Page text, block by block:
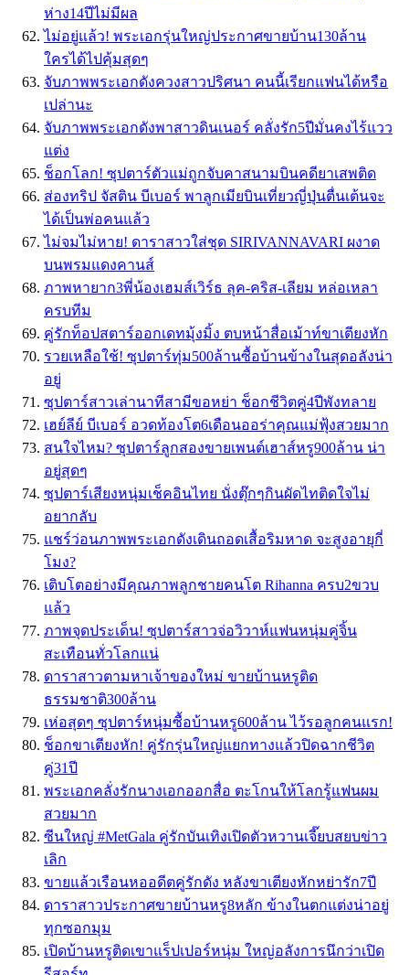
ห่าง14ปีไม่มีผล
ไม่อยู่แล้ว! พระเอกรุ่นใหญ่ประกาศขายบ้าน130ล้าน
ใครได้ไปคุ้มสุดๆ
จับภาพพระเอกดังควงสาวปริศนา คนนี้เรียกแฟนได้หรือ
เปล่านะ
จับภาพพระเอกดังพาสาวดินเนอร์ คลั่งรัก5ปีมั่นคงไร้แวว
แต่ง
ช็อกโลก! ซุปตาร์ตัวแม่ถูกจับคาสนามบินคดียาเสพติด
ส่องทริป จัสติน บีเบอร์ พาลูกเมียบินเที่ยวญี่ปุ่นตื่นเต้นจะ
ได้เป็นพ่อคนแล้ว
ไม่จมไม่หาย! ดาราสาวใส่ชุด SIRIVANNAVARI ผงาด
บนพรมแดงคานส์
ภาพหายาก3พี่น้องเฮมส์เวิร์ธ ลุค-คริส-เลียม หล่อเหลา
ครบทีม
คู่รักท็อปสตาร์ออกเดทมุ้งมิ้ง ตบหน้าสื่อเม้าท์ขาเตียงหัก
รวยเหลือใช้! ซุปตาร์ทุ่ม500ล้านซื้อบ้านข้างในสุดอลังน่า
อยู่
ซุปตาร์สาวเล่านาทีสามีขอหย่า ช็อกชีวิตคู่4ปีพังทลาย
เฮย์ลีย์ บีเบอร์ อวดท้องโต6เดือนออร่าคุณแม่ฟุ้งสวยมาก
สนใจไหม? ซุปตาร์ลูกสองขายเพนต์เฮาส์หรู900ล้าน น่า
อยู่สุดๆ
ซุปตาร์เสียงหนุ่มเช็คอินไทย นั่งตุ๊กๆกินผัดไทติดใจไม่
อยากลับ
แชร์ว่อนภาพพระเอกดังเดินถอดเสื้อริมหาด จะสูงอายุกี่
โมง?
เติบโตอย่างมีคุณภาพลูกชายคนโต Rihanna ครบ2ขวบ
แล้ว
ภาพจุดประเด็น! ซุปตาร์สาวจ่อวิวาห์แฟนหนุ่มคู่จิ้น
สะเทือนทั่วโลกแน่
ดาราสาวตามหาเจ้าของใหม่ ขายบ้านหรูติด
ธรรมชาติ300ล้าน
เห่อสุดๆ ซุปตาร์หนุ่มซื้อบ้านหรู600ล้าน ไว้รอลูกคนแรก!
ช็อกขาเตียงหัก! คู่รักรุ่นใหญ่แยกทางแล้วปิดฉากชีวิต
คู่31ปี
พระเอกคลั่งรักนางเอกออกสื่อ ตะโกนให้โลกรู้แฟนผม
สวยมาก
ซีนใหญ่ #MetGala คู่รักบันเทิงเปิดตัวหวานเจี๊ยบสยบข่าว
เลิก
ขายแล้วเรือนหออดีตคู่รักดัง หลังขาเตียงหักหย่ารัก7ปี
ดาราสาวประกาศขายบ้านหรู8หลัก ข้างในตกแต่งน่าอยู่
ทุกซอกมุม
เปิดบ้านหรูติดเขาแร็ปเปอร์หนุ่ม ใหญ่อลังการนึกว่าเปิด